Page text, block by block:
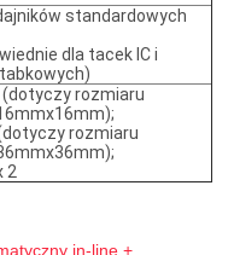
standardowych
dla tacek IC i
(dotyczy rozmiaru
rozmiaru
2
in-line +